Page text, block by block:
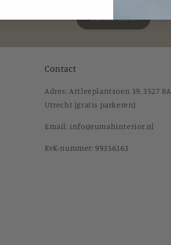
Button label
Contact
Adres: Attleeplantsoen 39, 3527 BA
Utrecht (gratis parkeren)
Email: info@rumahinterior.nl
KvK-nummer: 99356163